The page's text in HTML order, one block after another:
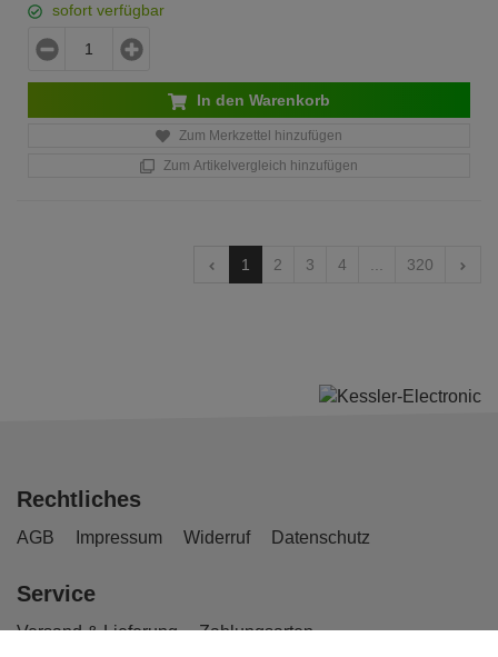
sofort verfügbar
In den Warenkorb
Zum Merkzettel hinzufügen
Zum Artikelvergleich hinzufügen
1 2 3 4 320
Rechtliches
AGB Impressum Widerruf Datenschutz
Service
Versand & Lieferung Zahlungsarten